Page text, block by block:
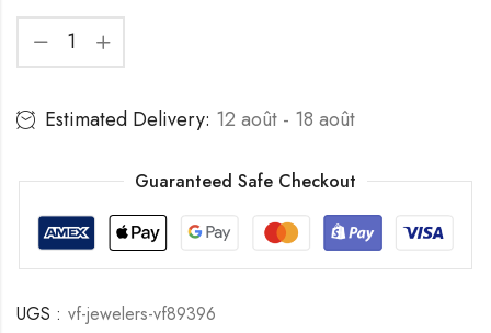
Estimated Delivery: 12 août - 18 août
Guaranteed Safe Checkout
UGS : vf-jewelers-vf89396